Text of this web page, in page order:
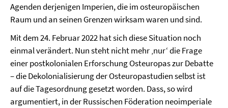
Agenden derjenigen Imperien, die im osteuropäischen
Raum und an seinen Grenzen wirksam waren und sind.
Mit dem 24. Februar 2022 hat sich diese Situation noch
einmal verändert. Nun steht nicht mehr ‚nur‘ die Frage
einer postkolonialen Erforschung Osteuropas zur Debatte
– die Dekolonialisierung der Osteuropastudien selbst ist
auf die Tagesordnung gesetzt worden. Dass, so wird
argumentiert, in der Russischen Föderation neoimperiale